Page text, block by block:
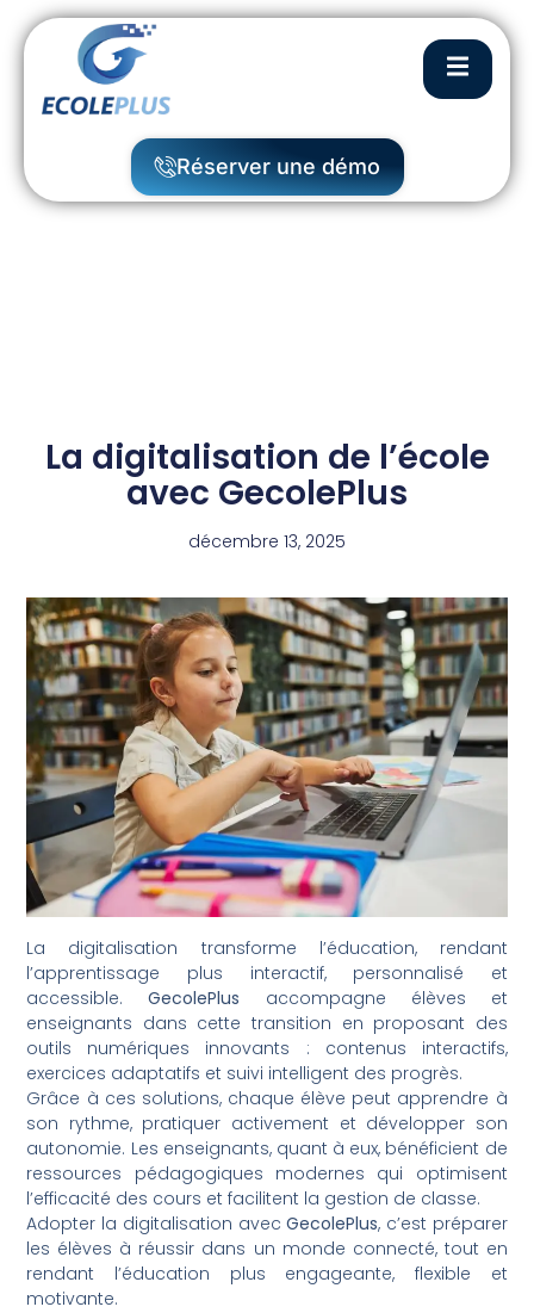
Réserver une démo
La digitalisation de l’école
avec GecolePlus
décembre 13, 2025
La digitalisation transforme l’éducation, rendant
l’apprentissage plus interactif, personnalisé et
accessible.GecolePlus accompagne élèves et
enseignants dans cette transition en proposant des
outils numériques innovants : contenus interactifs,
exercices adaptatifs et suivi intelligent des progrès.
Grâce à ces solutions, chaque élève peut apprendre à
son rythme, pratiquer activement et développer son
autonomie. Les enseignants, quant à eux, bénéficient de
ressources pédagogiques modernes qui optimisent
l’efficacité des cours et facilitent la gestion de classe.
Adopter la digitalisation avecGecolePlus, c’est préparer
les élèves à réussir dans un monde connecté, tout en
rendant l’éducation plus engageante, flexible et
motivante.